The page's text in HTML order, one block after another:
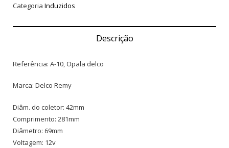
Categoria Induzidos
Descrição
Referência: A-10, Opala delco
Marca: Delco Remy
Diâm. do coletor: 42mm
Comprimento: 281mm
Diâmetro: 69mm
Voltagem: 12v